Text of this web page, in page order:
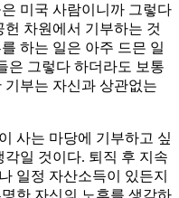
미국 사람이니까 그렇다
차원에서 기부하는 것
하는 일은 아주 드믄 일
은 그렇다 하더라도 보통
부는 자신과 상관없는
사는 마당에 기부하고 싶
일 것이다. 퇴직 후 지속
일정 자산소득이 있든지